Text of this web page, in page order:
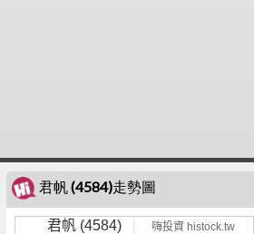
君帆 (4584)走勢圖
君帆 (4584) 嗨投資 histock.tw